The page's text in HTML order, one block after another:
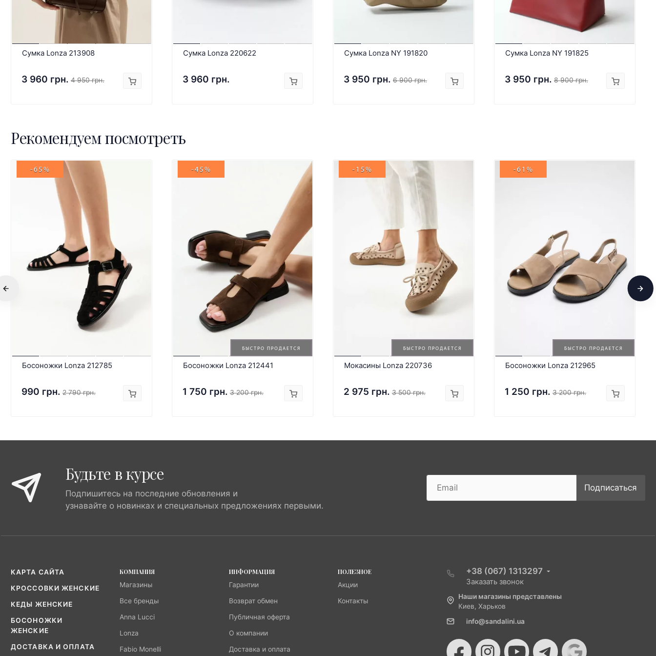
Сумка Lonza 213908
3 960 грн. 4 950 грн.
Сумка Lonza 220622
3 960 грн.
Сумка Lonza NY 191820
3 950 грн. 6 900 грн.
Сумка Lonza NY 191825
3 950 грн. 8 900 грн.
Рекомендуем посмотреть
-65%
Босоножки Lonza 212785
990 грн. 2 790 грн.
БЫСТРО ПРОДАЕТСЯ
-45%
Босоножки Lonza 212441
1 750 грн. 3 200 грн.
БЫСТРО ПРОДАЕТСЯ
-15%
Мокасины Lonza 220736
2 975 грн. 3 500 грн.
БЫСТРО ПРОДАЕТСЯ
-61%
Босоножки Lonza 212965
1 250 грн. 3 200 грн.
Будьте в курсе
Подпишитесь на последние обновления и
узнавайте о новинках и специальных предложениях первыми.
Подписаться
КАРТА САЙТА
КРОССОВКИ ЖЕНСКИЕ
КЕДЫ ЖЕНСКИЕ
БОСОНОЖКИ
ЖЕНСКИЕ
ДОСТАВКА И ОПЛАТА
КОМПАНИЯ
Магазины
Все бренды
Anna Lucci
Lonza
Fabio Monelli
ИНФОРМАЦИЯ
Гарантии
Возврат обмен
Публичная оферта
О компании
Доставка и оплата
ПОЛЕЗНОЕ
Акции
Контакты
+38 (067) 1313297
Заказать звонок
Наши магазины представлены
Киев, Харьков
info@sandalini.ua